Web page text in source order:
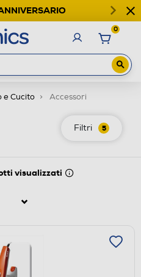
0
e Cucito Accessori
Filtri 5
visualizzati